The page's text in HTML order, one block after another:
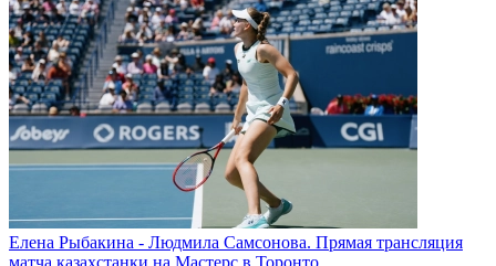
Елена Рыбакина - Людмила Самсонова. Прямая трансляция
матча казахстанки на Мастерс в Торонто